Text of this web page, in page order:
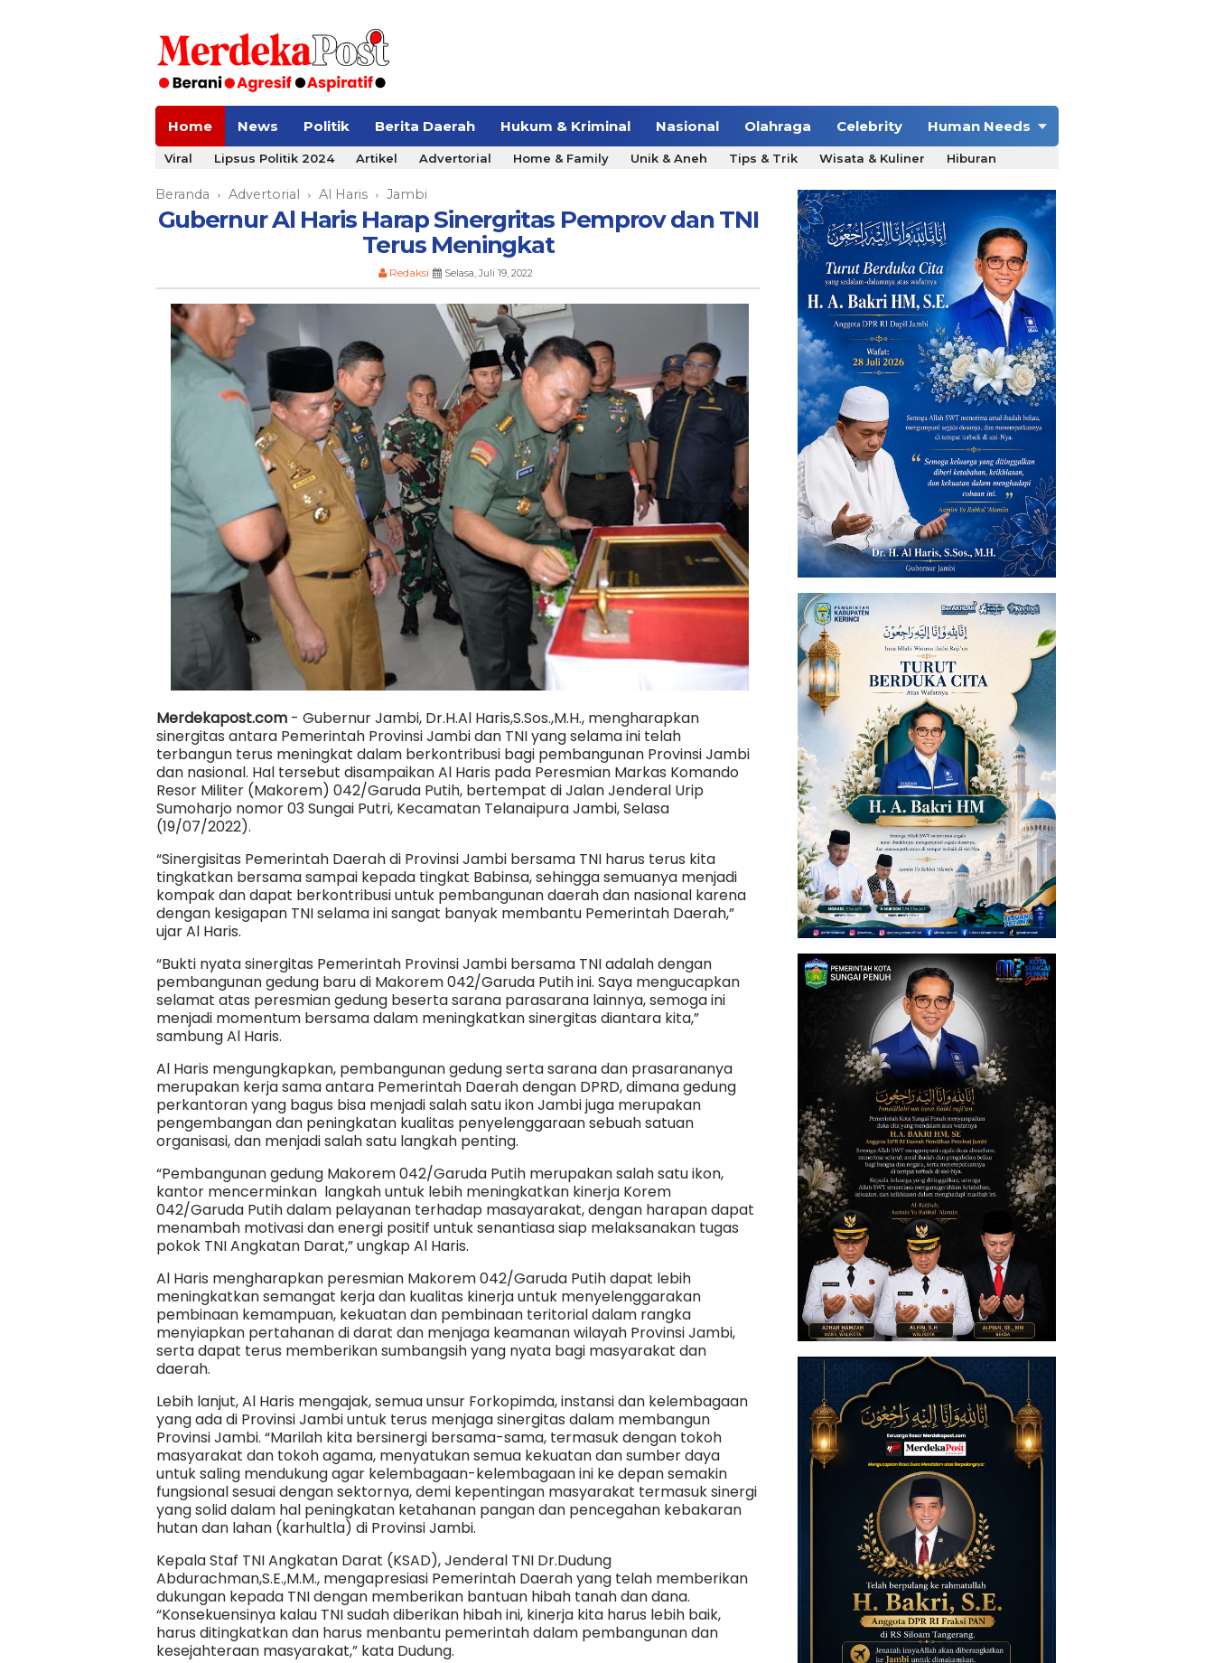
Home News Politik Berita Daerah Hukum & Kriminal Nasional Olahraga Celebrity Human Needs
Viral Lipsus Politik 2024 Artikel Advertorial Home & Family Unik & Aneh Tips & Trik Wisata & Kuliner Hiburan
Beranda › Advertorial › Al Haris › Jambi
Gubernur Al Haris Harap Sinergritas Pemprov dan TNI
Terus Meningkat
Redaksi Selasa, Juli 19, 2022
Merdekapost.com - Gubernur Jambi, Dr.H.Al Haris,S.Sos.,M.H., mengharapkan
sinergitas antara Pemerintah Provinsi Jambi dan TNI yang selama ini telah
terbangun terus meningkat dalam berkontribusi bagi pembangunan Provinsi Jambi
dan nasional. Hal tersebut disampaikan Al Haris pada Peresmian Markas Komando
Resor Militer (Makorem) 042/Garuda Putih, bertempat di Jalan Jenderal Urip
Sumoharjo nomor 03 Sungai Putri, Kecamatan Telanaipura Jambi, Selasa
(19/07/2022).
“Sinergisitas Pemerintah Daerah di Provinsi Jambi bersama TNI harus terus kita
tingkatkan bersama sampai kepada tingkat Babinsa, sehingga semuanya menjadi
kompak dan dapat berkontribusi untuk pembangunan daerah dan nasional karena
dengan kesigapan TNI selama ini sangat banyak membantu Pemerintah Daerah,”
ujar Al Haris.
“Bukti nyata sinergitas Pemerintah Provinsi Jambi bersama TNI adalah dengan
pembangunan gedung baru di Makorem 042/Garuda Putih ini. Saya mengucapkan
selamat atas peresmian gedung beserta sarana parasarana lainnya, semoga ini
menjadi momentum bersama dalam meningkatkan sinergitas diantara kita,”
sambung Al Haris.
Al Haris mengungkapkan, pembangunan gedung serta sarana dan prasarananya
merupakan kerja sama antara Pemerintah Daerah dengan DPRD, dimana gedung
perkantoran yang bagus bisa menjadi salah satu ikon Jambi juga merupakan
pengembangan dan peningkatan kualitas penyelenggaraan sebuah satuan
organisasi, dan menjadi salah satu langkah penting.
“Pembangunan gedung Makorem 042/Garuda Putih merupakan salah satu ikon,
kantor mencerminkan langkah untuk lebih meningkatkan kinerja Korem
042/Garuda Putih dalam pelayanan terhadap masayarakat, dengan harapan dapat
menambah motivasi dan energi positif untuk senantiasa siap melaksanakan tugas
pokok TNI Angkatan Darat,” ungkap Al Haris.
Al Haris mengharapkan peresmian Makorem 042/Garuda Putih dapat lebih
meningkatkan semangat kerja dan kualitas kinerja untuk menyelenggarakan
pembinaan kemampuan, kekuatan dan pembinaan teritorial dalam rangka
menyiapkan pertahanan di darat dan menjaga keamanan wilayah Provinsi Jambi,
serta dapat terus memberikan sumbangsih yang nyata bagi masyarakat dan
daerah.
Lebih lanjut, Al Haris mengajak, semua unsur Forkopimda, instansi dan kelembagaan
yang ada di Provinsi Jambi untuk terus menjaga sinergitas dalam membangun
Provinsi Jambi. “Marilah kita bersinergi bersama-sama, termasuk dengan tokoh
masyarakat dan tokoh agama, menyatukan semua kekuatan dan sumber daya
untuk saling mendukung agar kelembagaan-kelembagaan ini ke depan semakin
fungsional sesuai dengan sektornya, demi kepentingan masyarakat termasuk sinergi
yang solid dalam hal peningkatan ketahanan pangan dan pencegahan kebakaran
hutan dan lahan (karhultla) di Provinsi Jambi.
Kepala Staf TNI Angkatan Darat (KSAD), Jenderal TNI Dr.Dudung
Abdurachman,S.E.,M.M., mengapresiasi Pemerintah Daerah yang telah memberikan
dukungan kepada TNI dengan memberikan bantuan hibah tanah dan dana.
“Konsekuensinya kalau TNI sudah diberikan hibah ini, kinerja kita harus lebih baik,
harus ditingkatkan dan harus menbantu pemerintah dalam pembangunan dan
kesejahteraan masyarakat,” kata Dudung.